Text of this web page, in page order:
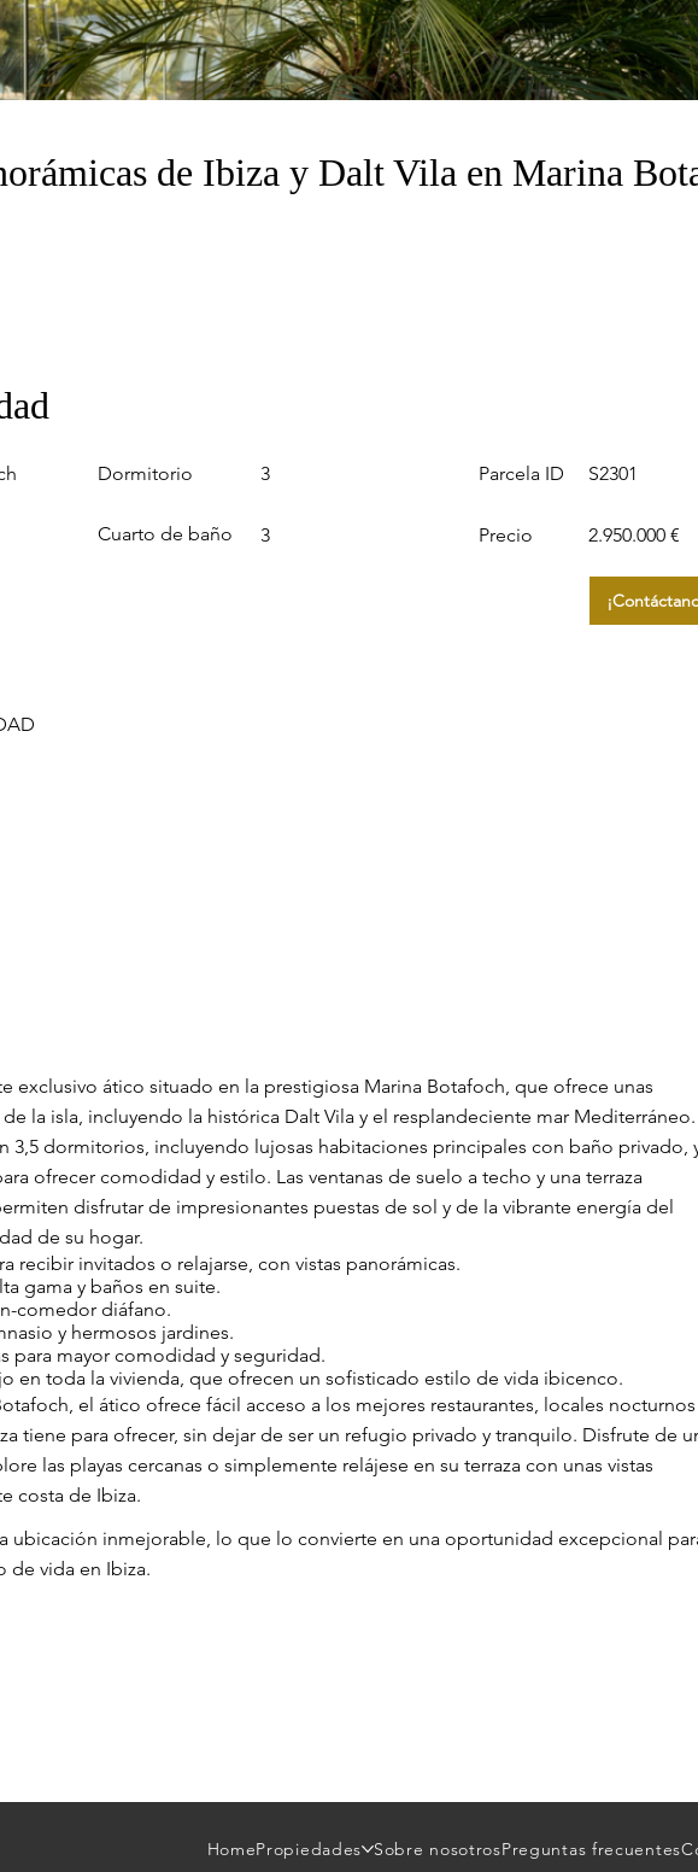
de Ibiza y Dalt Vila en Marina
Dormitorio
Cuarto de baño
3
3
Parcela ID
Precio
S2301
2.950.000 €
exclusivo ático situado en la prestigiosa Marina Botafoch, que ofrece unas
la isla, incluyendo la histórica Dalt Vila y el resplandeciente mar Mediterráneo.
3,5 dormitorios, incluyendo lujosas habitaciones principales con baño privado,
ofrecer comodidad y estilo. Las ventanas de suelo a techo y una terraza
disfrutar de impresionantes puestas de sol y de la vibrante energía del
de su hogar.
recibir invitados o relajarse, con vistas panorámicas.
gama y baños en suite.
comedor diáfano.
y hermosos jardines.
para mayor comodidad y seguridad.
en toda la vivienda, que ofrecen un sofisticado estilo de vida ibicenco.
el ático ofrece fácil acceso a los mejores restaurantes, locales nocturnos
tiene para ofrecer, sin dejar de ser un refugio privado y tranquilo. Disfrute de
las playas cercanas o simplemente relájese en su terraza con unas vistas
costa de Ibiza.
ubicación inmejorable, lo que lo convierte en una oportunidad excepcional
de vida en Ibiza.
HomePropiedades Sobre nosotrosPreguntas frecuentes